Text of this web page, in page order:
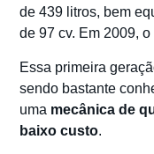
de 439 litros, bem
de 97 cv. Em 2009,
Essa primeira
sendo bastante
uma mecânica de
baixo custo.